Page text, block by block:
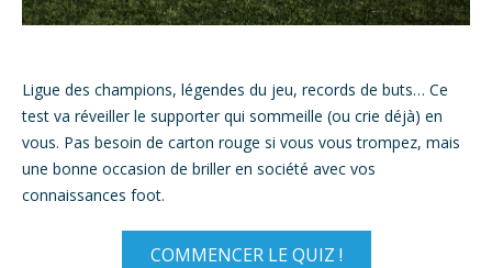
Ligue des champions, légendes du jeu, records de buts… Ce
test va réveiller le supporter qui sommeille (ou crie déjà) en
vous. Pas besoin de carton rouge si vous vous trompez, mais
une bonne occasion de briller en société avec vos
connaissances foot.
COMMENCER LE QUIZ !